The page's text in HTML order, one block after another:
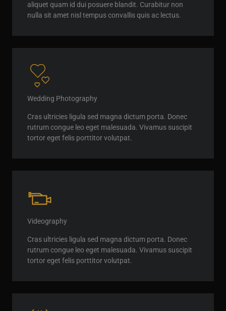
aliquet quam id dui posuere blandit. Curabitur non
nulla sit amet nisl tempus convallis quis ac lectus.
Wedding Photography
Cras ultricies ligula sed magna dictum porta. Donec
rutrum congue leo eget malesuada. Vivamus suscipit
tortor eget felis porttitor volutpat.
Videography
Cras ultricies ligula sed magna dictum porta. Donec
rutrum congue leo eget malesuada. Vivamus suscipit
tortor eget felis porttitor volutpat.